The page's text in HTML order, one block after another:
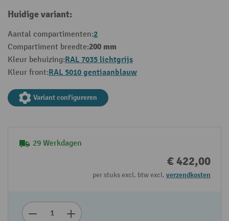
Huidige variant:
Aantal compartimenten:2
Compartiment breedte:200 mm
Kleur behuizing:RAL 7035 lichtgrijs
Kleur front:RAL 5010 gentiaanblauw
Variant configureren
29 Werkdagen
€ 422,00
per stuks excl. btw excl. verzendkosten